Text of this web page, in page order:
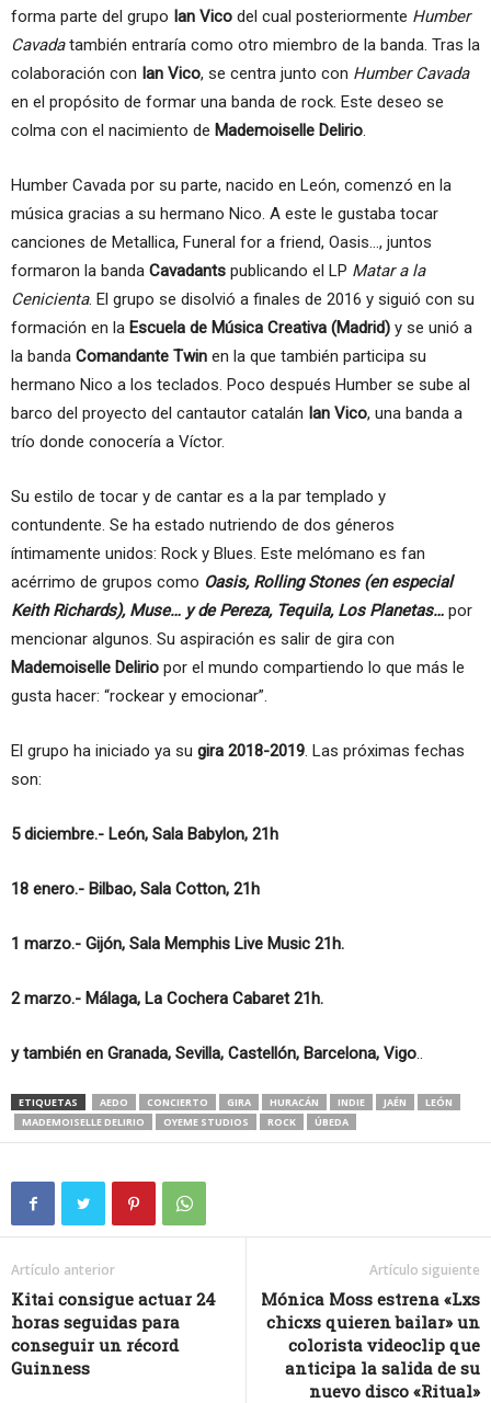
forma parte del grupo Ian Vico del cual posteriormente Humber
Cavadatambién entraría como otro miembro de la banda. Tras la
colaboración con Ian Vico, se centra junto con Humber Cavada
en el propósito de formar una banda de rock. Este deseo se
colma con el nacimiento de Mademoiselle Delirio.
Humber Cavada por su parte, nacido en León, comenzó en la
música gracias a su hermano Nico. A este le gustaba tocar
canciones de Metallica, Funeral for a friend, Oasis…, juntos
formaron la banda Cavadants publicando el LP Matar a la
Cenicienta. El grupo se disolvió a finales de 2016 y siguió con su
formación en la Escuela de Música Creativa (Madrid) y se unió a
la banda Comandante Twin en la que también participa su
hermano Nico a los teclados. Poco después Humber se sube al
barco del proyecto del cantautor catalán Ian Vico, una banda a
trío donde conocería a Víctor.
Su estilo de tocar y de cantar es a la par templado y
contundente. Se ha estado nutriendo de dos géneros
íntimamente unidos: Rock y Blues. Este melómano es fan
acérrimo de grupos como Oasis, Rolling Stones (en especial
Keith Richards), Muse… y de Pereza, Tequila, Los Planetas… por
mencionar algunos. Su aspiración es salir de gira con
Mademoiselle Delirio por el mundo compartiendo lo que más le
gusta hacer: “rockear y emocionar”.
El grupo ha iniciado ya su gira 2018-2019. Las próximas fechas
son:
5 diciembre.- León, Sala Babylon, 21h
18 enero.- Bilbao, Sala Cotton, 21h
1 marzo.- Gijón, Sala Memphis Live Music 21h.
2 marzo.- Málaga, La Cochera Cabaret 21h.
y también en Granada, Sevilla, Castellón, Barcelona, Vigo..
ETIQUETAS AEDO CONCIERTO GIRA HURACÁN INDIE JAÉN
LEÓN
MADEMOISELLE DELIRIO
OYEME STUDIOS ROCK ÚBEDA
Artículo anterior
Kitai consigue actuar 24
horas seguidas para
conseguir un récord
Guinness
Artículo siguiente
Mónica Moss estrena «Lxs
chicxs quieren bailar» un
colorista videoclip que
anticipa la salida de su
nuevo disco «Ritual»